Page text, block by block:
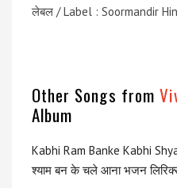
लेबल / Label : Soormandir
Other Songs from
Album
Kabhi Ram Banke Kabhi
श्याम बन के चले आना भजन